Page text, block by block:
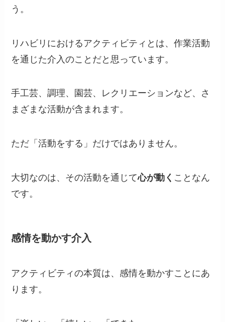
う。
リハビリにおけるアクティビティとは、作業活動
を通じた介入のことだと思っています。
手工芸、調理、園芸、レクリエーションなど、さ
まざまな活動が含まれます。
ただ「活動をする」だけではありません。
大切なのは、その活動を通じて心が動く ことなん
です。
感情を動かす介入
アクティビティの本質は、感情を動かすことにあ
ります。